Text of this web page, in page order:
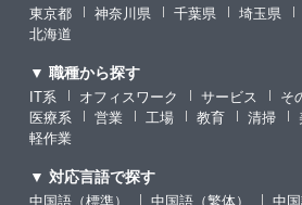
東京都 神奈川県 千葉県 埼玉県
北海道
▼ 職種から探す
IT系 オフィスワーク サービス そ
医療系
営業 工場 教育 清掃
軽作業
▼ 対応言語で探す
中国語（標準） 中国語（繁体） 中国